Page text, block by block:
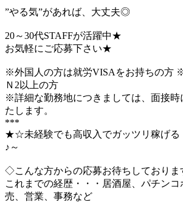
”やる気”があれば、大丈夫◎
20～30代STAFFが活躍中★
お気軽にご応募下さい★
※外国人の方は就労VISAをお持ちの方
Ｎ2以上の方
※詳細な勤務地につきましては、面接時
たします。
***
★☆未経験でも高収入でガッツリ稼げ
♪～
◇こんな方からの応募お待ちしており
これまでの経歴・・・居酒屋、パチン
売、営業、事務など